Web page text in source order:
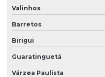
Facilities limpeza
Facilities serviços
Facilities terceirização
Valinhos
Barretos
Birigui
Guaratinguetá
Várzea Paulista